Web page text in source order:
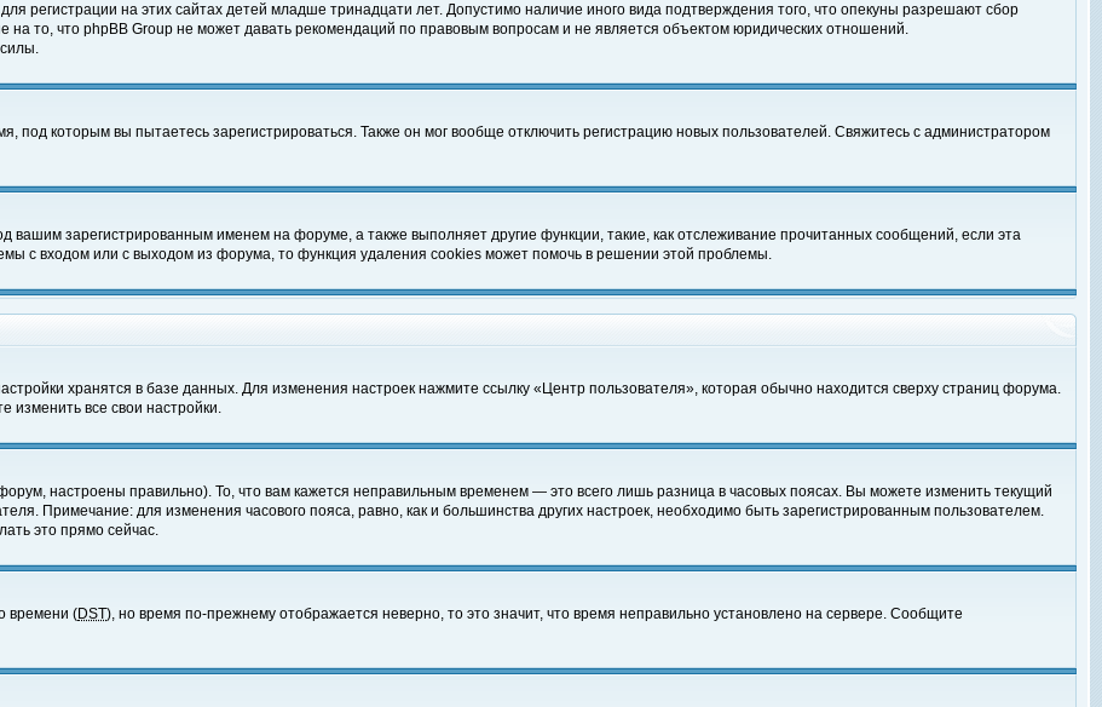
регистрации на этих сайтах детей младше тринадцати лет. Допустимо наличие иного вида подтверждения того, что опекуны разрешают сбор
то, что phpBB Group не может давать рекомендаций по правовым вопросам и не является объектом юридических отношений.
под которым вы пытаетесь зарегистрироваться. Также он мог вообще отключить регистрацию новых пользователей. Свяжитесь с администратором
вашим зарегистрированным именем на форуме, а также выполняет другие функции, такие, как отслеживание прочитанных сообщений, если эта
с входом или с выходом из форума, то функция удаления cookies может помочь в решении этой проблемы.
хранятся в базе данных. Для изменения настроек нажмите ссылку «Центр пользователя», которая обычно находится сверху страниц форума.
изменить все свои настройки.
настроены правильно). То, что вам кажется неправильным временем — это всего лишь разница в часовых поясах. Вы можете изменить текущий
Примечание: для изменения часового пояса, равно, как и большинства других настроек, необходимо быть зарегистрированным пользователем.
это прямо сейчас.
времени (DST), но время по-прежнему отображается неверно, то это значит, что время неправильно установлено на сервере. Сообщите